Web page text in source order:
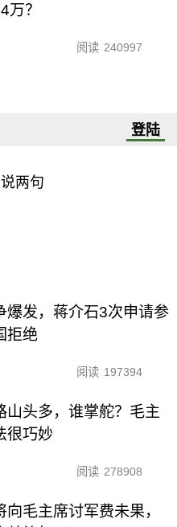
万？
阅读 240997
登陆
两句
爆发，蒋介石3次申请参
拒绝
阅读 197394
山头多，谁掌舵？毛主
很巧妙
阅读 278908
向毛主席讨军费未果，